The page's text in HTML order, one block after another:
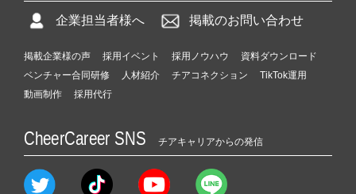
企業担当者様へ 掲載のお問い合わせ
掲載企業様の声 採用イベント 採用ノウハウ
資料ダウンロード
ベンチャー合同研修
人材紹介 チアコネクション
TikTok運用
動画制作
採用代行
CheerCareer SNS チアキャリアからの発信